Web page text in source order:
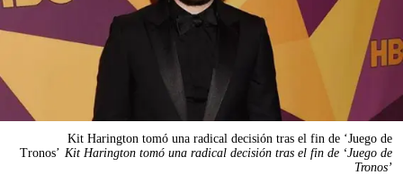
Kit Harington tomó una radical decisión tras el fin de ‘Juego de
Tronos’ Kit Harington tomó una radical decisión tras el fin de ‘Juego de
Tronos’